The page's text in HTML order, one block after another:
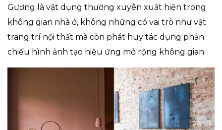
Gương là vật dụng thường xuyên xuất hiện trong
không gian nhà ở, không những có vai trò như vật
trang trí nội thất mà còn phát huy tác dụng phản
chiếu hình ảnh tạo hiệu ứng mở rộng không gian